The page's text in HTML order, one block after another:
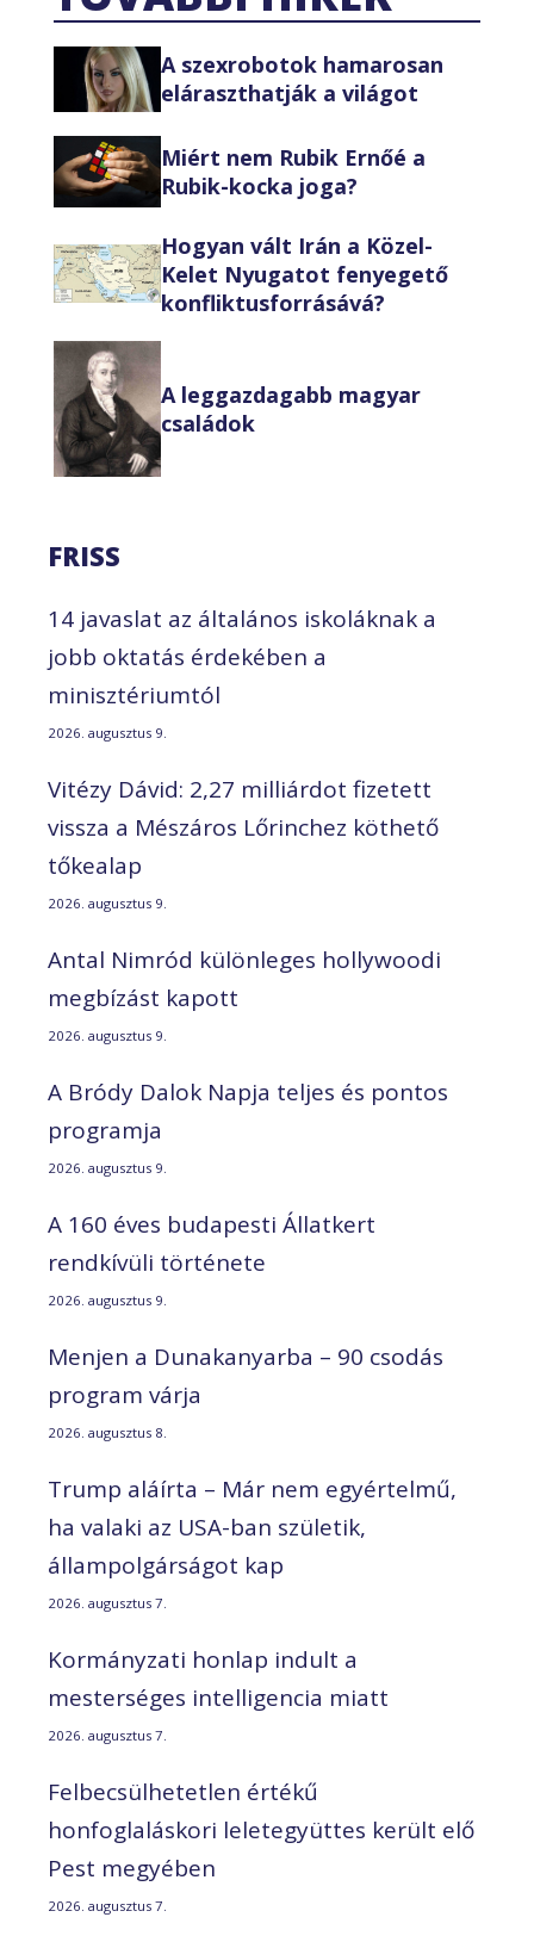
A szexrobotok hamarosan
eláraszthatják a világot
Miért nem Rubik Ernőé a
Rubik-kocka joga?
Hogyan vált Irán a Közel-
Kelet Nyugatot fenyegető
konfliktusforrásává?
A leggazdagabb magyar
családok
FRISS
14 javaslat az általános iskoláknak a
jobb oktatás érdekében a
minisztériumtól
2026. augusztus 9.
Vitézy Dávid: 2,27 milliárdot fizetett
vissza a Mészáros Lőrinchez köthető
tőkealap
2026. augusztus 9.
Antal Nimród különleges hollywoodi
megbízást kapott
2026. augusztus 9.
A Bródy Dalok Napja teljes és pontos
programja
2026. augusztus 9.
A 160 éves budapesti Állatkert
rendkívüli története
2026. augusztus 9.
Menjen a Dunakanyarba – 90 csodás
program várja
2026. augusztus 8.
Trump aláírta – Már nem egyértelmű,
ha valaki az USA-ban születik,
állampolgárságot kap
2026. augusztus 7.
Kormányzati honlap indult a
mesterséges intelligencia miatt
2026. augusztus 7.
Felbecsülhetetlen értékű
honfoglaláskori leletegyüttes került elő
Pest megyében
2026. augusztus 7.